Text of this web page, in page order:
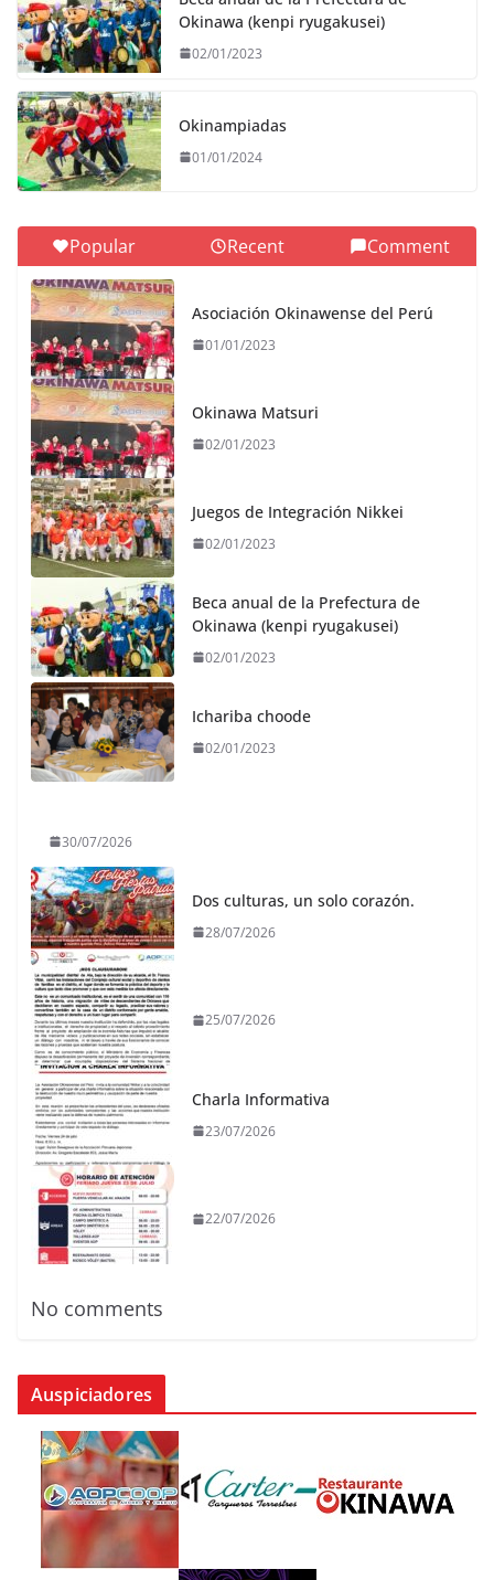
Okinawa (kenpi ryugakusei)
02/01/2023
Okinampiadas
01/01/2024
Popular Recent Comment
Asociación Okinawense del Perú
01/01/2023
Okinawa Matsuri
02/01/2023
Juegos de Integración Nikkei
02/01/2023
Beca anual de la Prefectura de
Okinawa (kenpi ryugakusei)
02/01/2023
Ichariba choode
02/01/2023
30/07/2026
Dos culturas, un solo corazón.
28/07/2026
25/07/2026
Charla Informativa
23/07/2026
22/07/2026
No comments
Auspiciadores